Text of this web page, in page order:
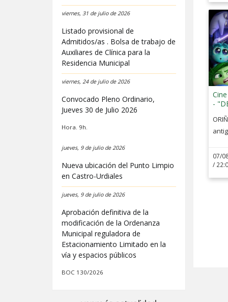
viernes, 31 de julio de 2026
Listado provisional de
Admitidos/as . Bolsa de trabajo de
Auxiliares de Clínica para la
Residencia Municipal
viernes, 24 de julio de 2026
Convocado Pleno Ordinario,
Jueves 30 de Julio 2026
Hora. 9h.
jueves, 9 de julio de 2026
Nueva ubicación del Punto Limpio
en Castro-Urdiales
jueves, 9 de julio de 2026
Aprobación definitiva de la
modificación de la Ordenanza
Municipal reguladora de
Estacionamiento Limitado en la
vía y espacios públicos
BOC 130/2026
Cine de
-
07/
/